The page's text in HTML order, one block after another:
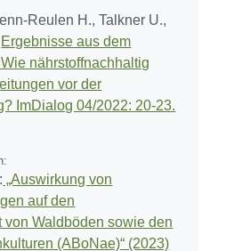
Reulen H., Talkner U.,
Ergebnisse aus dem
nährstoffnachhaltig
vor der
ImDialog 04/2022: 20-23.
„Auswirkung von
auf den
von Waldböden sowie den
(ABoNae)“ (2023)